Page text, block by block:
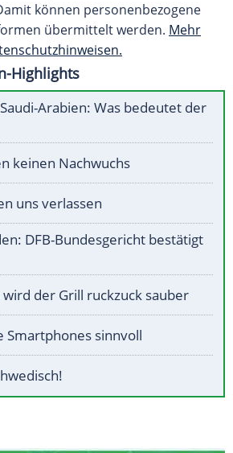
können personenbezogene
übermittelt werden. Mehr
Highlights
Arabien: Was bedeutet der
keinen Nachwuchs
uns verlassen
DFB-Bundesgericht bestätigt
der Grill ruckzuck sauber
Smartphones sinnvoll